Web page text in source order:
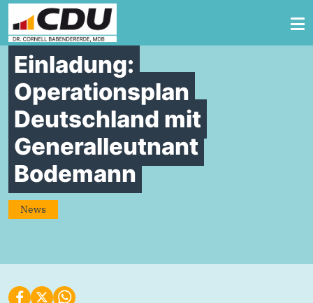
Zum Inhalt springen
Einladung:
Operationsplan
Deutschland mit
Generalleutnant
Bodemann
News